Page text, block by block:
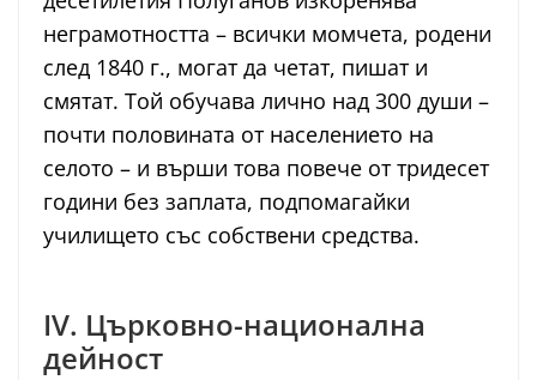
неграмотността – всички момчета, родени
след 1840 г., могат да четат, пишат и
смятат. Той обучава лично над 300 души –
почти половината от населението на
селото – и върши това повече от тридесет
години без заплата, подпомагайки
училището със собствени средства.
IV. Църковно-национална
дейност